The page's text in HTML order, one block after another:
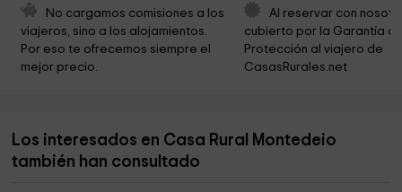
Iglesia de Luquín
Parroquia de San Germán y San Servando
Ermita de San Juan de Limiri 2,9 km
Parroquia de San Juan Evangelista
No cargamos comisiones a los
viajeros, sino a los alojamientos.
Por eso te ofrecemos siempre el
mejor precio.
Al reservar con
cubierto por la Garantía
Protección al viajero de
CasasRurales.net
Los interesados en Casa Rural Montedeio
también han consultado